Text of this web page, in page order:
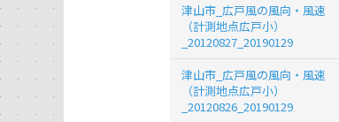
津山市_広戸風の風向・風速
（計測地点広戸小）
_20120827_20190129
津山市_広戸風の風向・風速
（計測地点広戸小）
_20120826_20190129